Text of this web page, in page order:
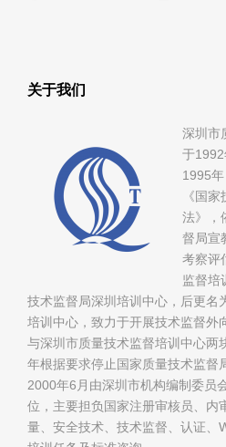
关于我们
深圳市
于1992
1995
《国
法》，
督局宣
考察评
监督培
技术监督局深圳培训中心，后更名
培训中心，致力于开展技术监督外
与深圳市质量技术监督培训中心两
年根据要求停止国家质量技术监督
2000年6月由深圳市机构编制委员
位，主要担负国家注册审核员、内
量、安全技术、技术监督、认证、